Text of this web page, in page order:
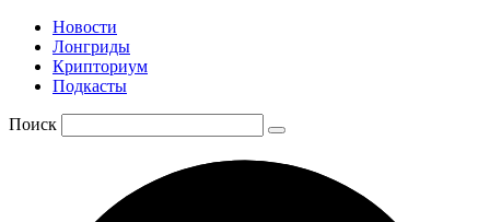
Новости
Лонгриды
Крипториум
Подкасты
Поиск